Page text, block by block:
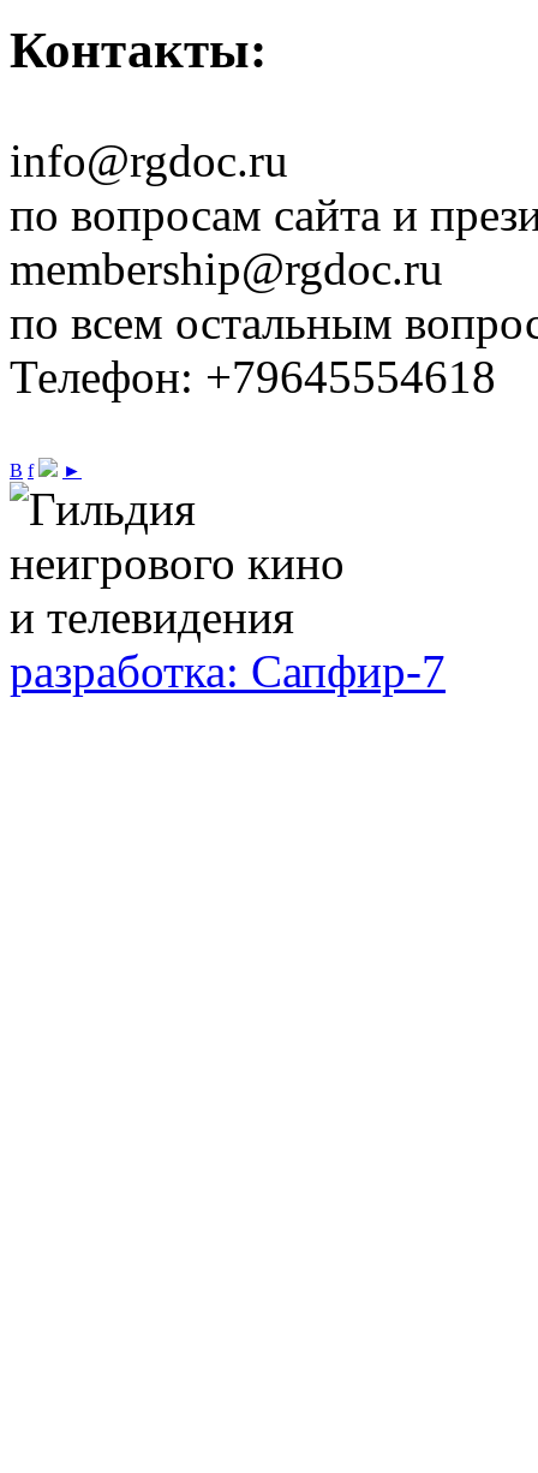
Контакты:
info@rgdoc.ru
по вопросам сайта и
membership@rgdoc.ru
по всем остальным
Телефон: +79645554618
В f ►
разработка: Сапфир-7